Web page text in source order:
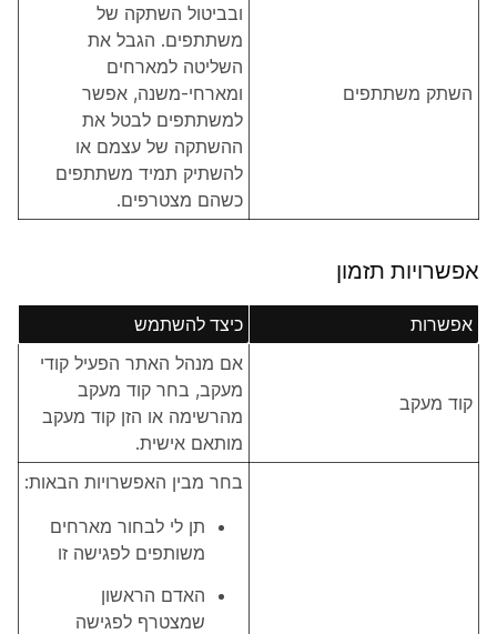
השתק משתתפים
ובביטול השתקה של
משתתפים. הגבל את
השליטה למארחים
ומארחי-משנה, אפשר
למשתתפים לבטל את
ההשתקה של עצמם או
להשתיק תמיד משתתפים
כשהם מצטרפים.
אפשרויות תזמון
אפשרות כיצד להשתמש
קוד מעקב
אם מנהל האתר הפעיל קודי
מעקב, בחר קוד מעקב
מהרשימה או הזן קוד מעקב
מותאם אישית.
בחר מבין האפשרויות הבאות:
תן לי לבחור מארחים
משותפים לפגישה זו
האדם הראשון
שמצטרף לפגישה